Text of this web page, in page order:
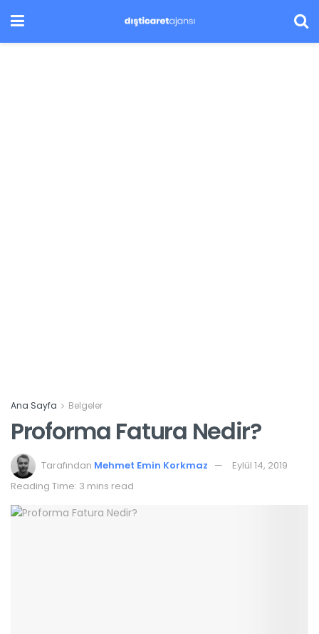
Ana Sayfa Belgeler
Proforma Fatura Nedir?
Tarafından Mehmet Emin Korkmaz
Eylül 14, 2019
Reading Time: 3 mins read